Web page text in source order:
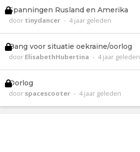
Spanningen Rusland en Amerika
door tinydancer - 4 jaar geleden
Bang voor situatie oekraine/oorlog
door ElisabethHubertina - 4 jaar geleden
Oorlog
door spacescooter - 4 jaar geleden